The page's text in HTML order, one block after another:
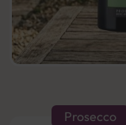
Prosecco